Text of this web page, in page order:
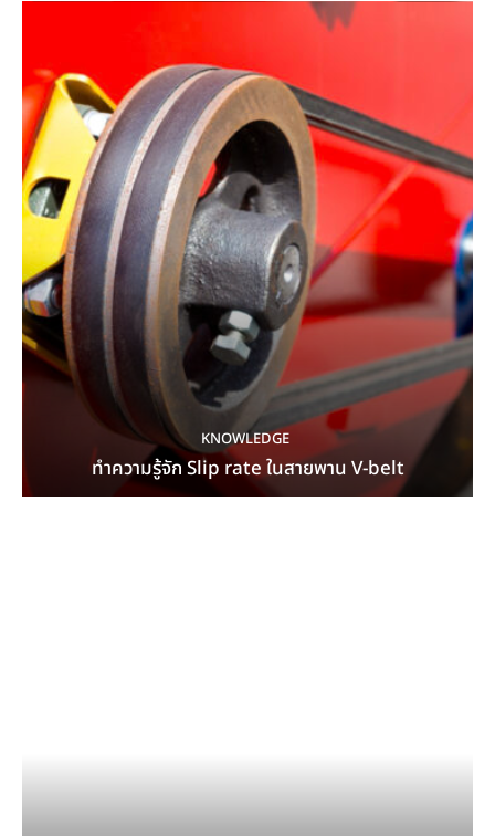
KNOWLEDGE
ทำความรู้จัก Slip rate ในสายพาน V-belt